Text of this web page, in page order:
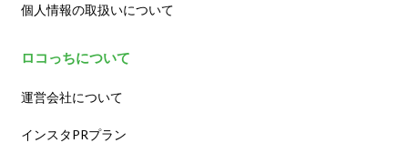
個人情報の取扱いについて
ロコっちについて
運営会社について
インスタPRプラン